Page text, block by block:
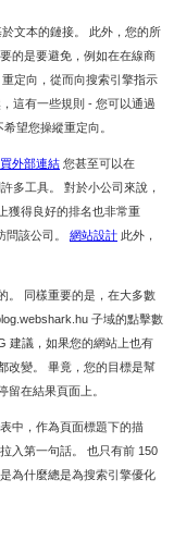
文本的鏈接。 此外，您的所
的是要避免，例如在在線商
定向，從而向搜索引擎指示
這有一些規則 - 您可以通過
望您操縱重定向。
買外部連結 您甚至可以在
多工具。 對於小公司來說，
獲得良好的排名也非常重
問該公司。 網站設計 此外，
。 同樣重要的是，在大多數
子域的點擊數
建議，如果您的網站上也有
改變。 畢竟，您的目標是幫
留在結果頁面上。
中，作為頁面標題下的描
入第一句話。 也只有前 150
為什麼總是為搜索引擎優化